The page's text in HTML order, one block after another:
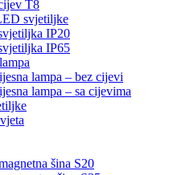
T8
svjetiljke
IP20
IP65
lampa – bez cijevi
lampa – sa cijevima
šina S20